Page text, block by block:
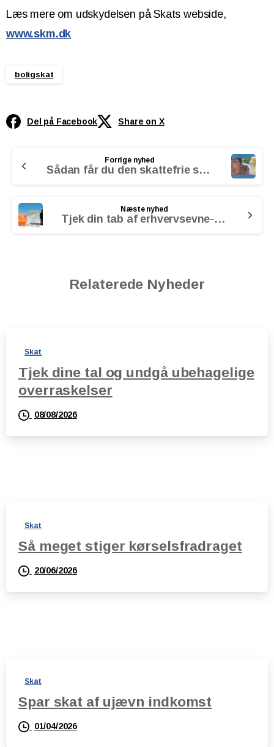
Læs mere om udskydelsen på Skats webside,
www.skm.dk
boligskat
Del på Facebook Share on X
Reading
Forrige nyhed
Sådan får du den skattefrie seniorpræmie
Næste nyhed
Tjek din tab af erhvervsevne-forsikring
Relaterede Nyheder
Skat
Tjek dine tal og undgå ubehagelige
overraskelser
08/08/2026
Skat
Så meget stiger kørselsfradraget
20/06/2026
Skat
Spar skat af ujævn indkomst
01/04/2026